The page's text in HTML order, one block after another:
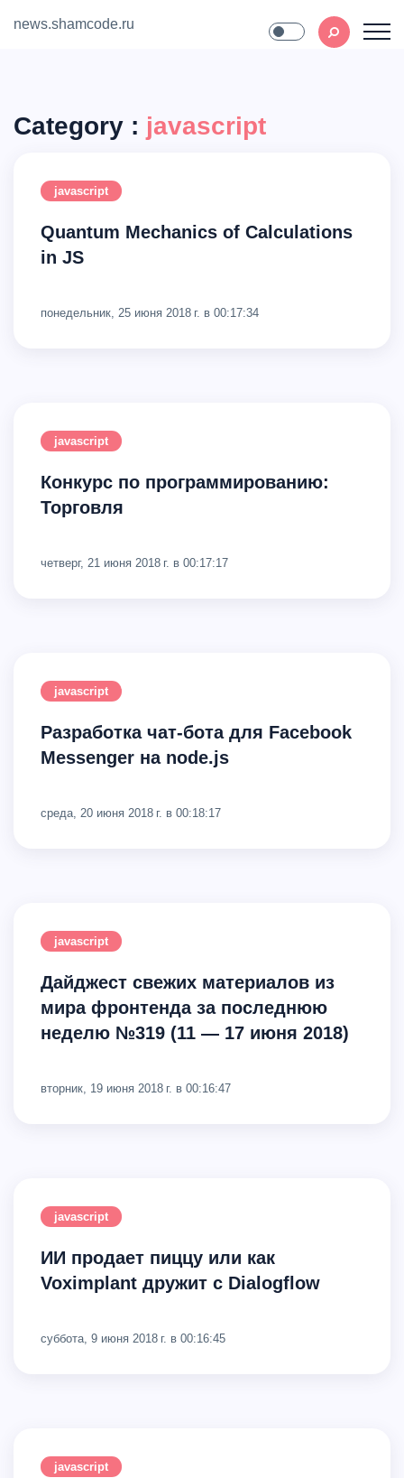
news.shamcode.ru
Category : javascript
javascript
Quantum Mechanics of Calculations
in JS
понедельник, 25 июня 2018 г. в 00:17:34
javascript
Конкурс по программированию:
Торговля
четверг, 21 июня 2018 г. в 00:17:17
javascript
Разработка чат-бота для Facebook
Messenger на node.js
среда, 20 июня 2018 г. в 00:18:17
javascript
Дайджест свежих материалов из
мира фронтенда за последнюю
неделю №319 (11 — 17 июня 2018)
вторник, 19 июня 2018 г. в 00:16:47
javascript
ИИ продает пиццу или как
Voximplant дружит с Dialogflow
суббота, 9 июня 2018 г. в 00:16:45
javascript